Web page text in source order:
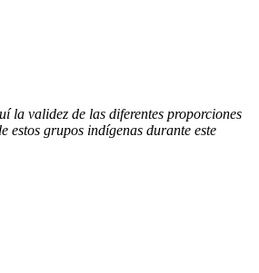
la validez de las diferentes proporciones
estos grupos indígenas durante este